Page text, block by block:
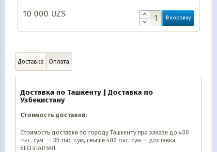
10 000 UZS В корзину
Доставка Оплата
Доставка по Ташкенту | Доставка по
Узбекистану
Стоимость доставки:
Стоимость доставки по городу Ташкенту при заказе до 400
тыс. сум — 35 тыс. сум, свыше 400 тыс. сум — доставка
БЕСПЛАТНАЯ.